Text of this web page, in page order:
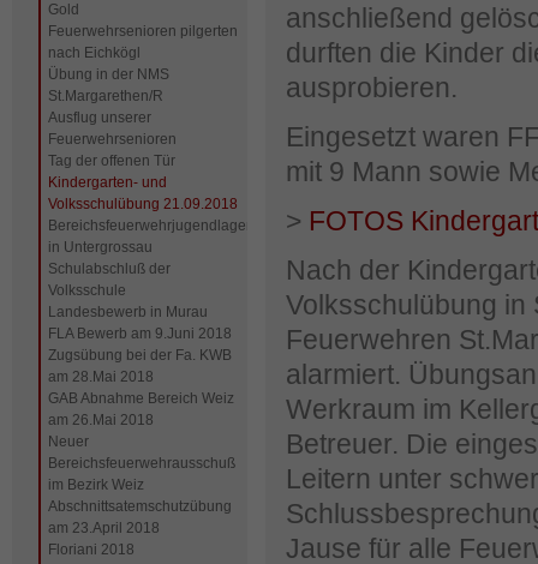
Gold
Feuerwehrsenioren pilgerten
nach Eichkögl
Übung in der NMS
St.Margarethen/R
Ausflug unserer
Feuerwehrsenioren
Tag der offenen Tür
Kindergarten- und
Volksschulübung 21.09.2018
Bereichsfeuerwehrjugendlager
in Untergrossau
Schulabschluß der
Volksschule
Landesbewerb in Murau
FLA Bewerb am 9.Juni 2018
Zugsübung bei der Fa. KWB
am 28.Mai 2018
GAB Abnahme Bereich Weiz
am 26.Mai 2018
Neuer
Bereichsfeuerwehrausschuß
im Bezirk Weiz
Abschnittsatemschutzübung
am 23.April 2018
Floriani 2018
anschließend
durften die Kinder
ausprobieren.
Eingesetzt waren
mit 9 Mann sowie
> FOTOS
Nach der
Volksschulübung in
Feuerwehren
alarmiert.
Werkraum im
Betreuer. Die
Leitern unter
Jause für alle